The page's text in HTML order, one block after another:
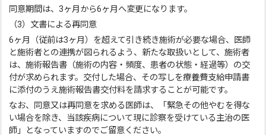
同意期間は、3ヶ月から6ヶ月へ変更になります。
（3）文書による再同意
6ヶ月（従前は3ヶ月）を超えて引き続き施術が必要な場合、医師
と施術者との連携が図られるよう、新たな取扱いとして、施術者
は、施術報告書（施術の内容・頻度、患者の状態・経過等）の交
付が求められます。交付した場合、その写しを療養費支給申請書
に添付のうえ施術報告書交付料を請求することが可能です。
なお、同意又は再同意を求める医師は、「緊急その他やむを得な
い場合を除き、当該疾病について現に診察を受けている主治の医
師」となっていますのでご留意ください。